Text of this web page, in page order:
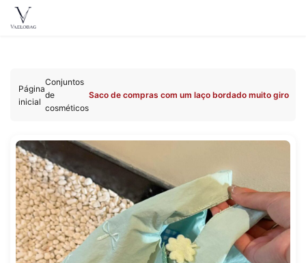
conteúdo
Vaelobag
Página
inicial
Conjuntos
de
cosméticos
Saco de compras com um laço bordado muito giro